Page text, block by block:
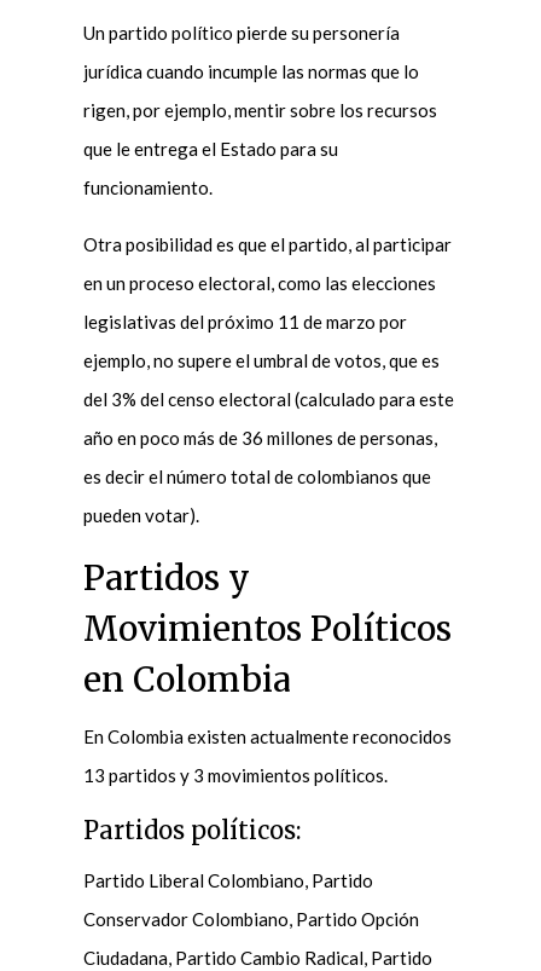
Un partido político pierde su personería
jurídica cuando incumple las normas que lo
rigen, por ejemplo, mentir sobre los recursos
que le entrega el Estado para su
funcionamiento.
Otra posibilidad es que el partido, al participar
en un proceso electoral, como las elecciones
legislativas del próximo 11 de marzo por
ejemplo, no supere el umbral de votos, que es
del 3% del censo electoral (calculado para este
año en poco más de 36 millones de personas,
es decir el número total de colombianos que
pueden votar).
Partidos y
Movimientos Políticos
en Colombia
En Colombia existen actualmente reconocidos
13 partidos y 3 movimientos políticos.
Partidos políticos:
Partido Liberal Colombiano, Partido
Conservador Colombiano, Partido Opción
Ciudadana, Partido Cambio Radical, Partido